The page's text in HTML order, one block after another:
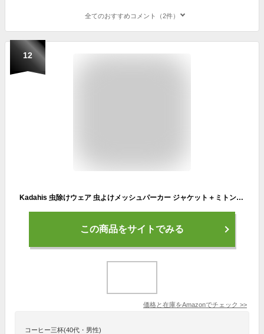
全てのおすすめコメント（2件）
12
Kadahis 虫除けウェア 虫よけメッシュパーカー ジャケット＋ミトン＋ズボン3点セット 着るだけで虫除け 害虫 毒虫対策 農業作用 畑用 採集 釣り 軽量 耐久性 速乾性 ガーデニング 屋外活動などに 男女兼用 (XL)
この商品をサイトでみる
価格と在庫をAmazonでチェック >>
コーヒー三杯(40代・男性)